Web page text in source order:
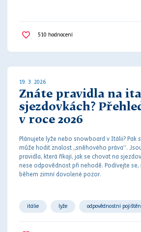
510 hodnocení
19. 3. 2026
Znáte pravidla na
sjezdovkách?
v roce 2026
Plánujete lyže nebo snowboard v Itálii? Pak
může hodit znalost „sněhového práva“.
pravidla, která říkají, jak se chovat na
nese odpovědnost při nehodě. Podívejte
během zimní dovolené pozor.
itálie lyže odpovědnostní
pokuty pravidla
výbava